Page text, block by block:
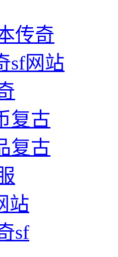
传奇
sf网站
复古
复古
站
sf